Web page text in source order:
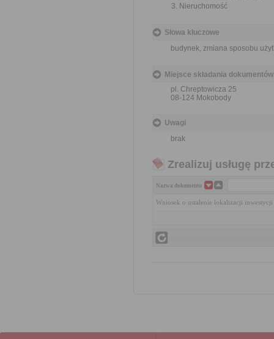
Nieruchomość
Słowa kluczowe
budynek, zmiana sposobu
Miejsce składania dokumentów
pl. Chreptowicza 25
08-124 Mokobody
Uwagi
brak
Zrealizuj usługę
Nazwa dokumentu
Wniosek o ustalenie lokalizacji